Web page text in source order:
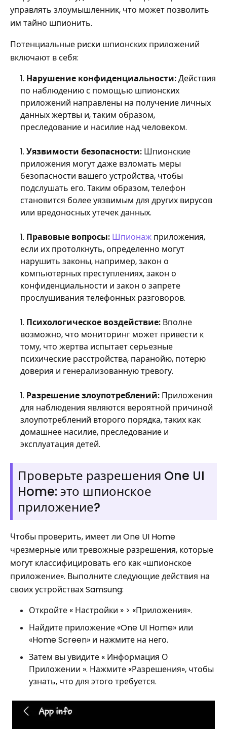
управлять злоумышленник, что может позволить
им тайно шпионить.
Потенциальные риски шпионских приложений
включают в себя:
Нарушение конфиденциальности:Действия
по наблюдению с помощью шпионских
приложений направлены на получение личных
данных жертвы и, таким образом,
преследование и насилие над человеком.
Уязвимости безопасности: Шпионские
приложения могут даже взломать меры
безопасности вашего устройства, чтобы
подслушать его. Таким образом, телефон
становится более уязвимым для других вирусов
или вредоносных утечек данных.
Правовые вопросы: Шпионаж приложения,
если их протолкнуть, определенно могут
нарушить законы, например, закон о
компьютерных преступлениях, закон о
конфиденциальности и закон о запрете
прослушивания телефонных разговоров.
Психологическое воздействие: Вполне
возможно, что мониторинг может привести к
тому, что жертва испытает серьезные
психические расстройства, паранойю, потерю
доверия и генерализованную тревогу.
Разрешение злоупотреблений: Приложения
для наблюдения являются вероятной причиной
злоупотреблений второго порядка, таких как
домашнее насилие, преследование и
эксплуатация детей.
Проверьте разрешения One UI
Home: это шпионское
приложение?
Чтобы проверить, имеет ли One UI Home
чрезмерные или тревожные разрешения, которые
могут классифицировать его как «шпионское
приложение». Выполните следующие действия на
своих устройствах Samsung:
Откройте « Настройки » > «Приложения».
Найдите приложение «One UI Home» или
«Home Screen» и нажмите на него.
Затем вы увидите « Информация О
Приложении ». Нажмите «Разрешения», чтобы
узнать, что для этого требуется.